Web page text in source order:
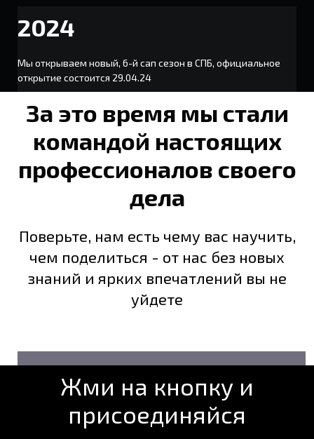
2024
Мы открываем новый, 6-й сап сезон в СПБ, официальное
открытие состоится 29.04.24
За это время мы стали
командой настоящих
профессионалов своего
дела
Поверьте, нам есть чему вас научить,
чем поделиться - от нас без новых
знаний и ярких впечатлений вы не
уйдете
Жми на кнопку и
присоединяйся